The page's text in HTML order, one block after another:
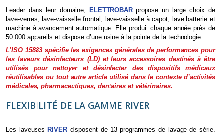
Leader dans leur domaine, ELETTROBAR propose un large choix de
lave-verres, lave-vaisselle frontal, lave-vaisselle à capot, lave batterie et
machine à avancement automatique. Elle produit chaque année près de
50.000 appareils et dispose d’une usine à la pointe de la technologie.
L’ISO 15883 spécifie les exigences générales de performances pour
les laveurs désinfecteurs (LD) et leurs accessoires destinés à être
utilisés pour nettoyer et désinfecter des dispositifs médicaux
réutilisables ou tout autre article utilisé dans le contexte d’activités
médicales, pharmaceutiques, dentaires et vétérinaires.
FLEXIBILITÉ DE LA GAMME RIVER
Les laveuses RIVER disposent de 13 programmes de lavage de série.